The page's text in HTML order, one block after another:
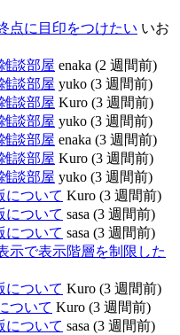
点に目印をつけたい いお
談部屋 enaka (2 週間前)
談部屋 yuko (3 週間前)
談部屋 Kuro (3 週間前)
談部屋 yuko (3 週間前)
談部屋 enaka (3 週間前)
談部屋 Kuro (3 週間前)
談部屋 yuko (3 週間前)
について Kuro (3 週間前)
について sasa (3 週間前)
について sasa (3 週間前)
示で表示階層を制限した
について Kuro (3 週間前)
ついて Kuro (3 週間前)
について sasa (3 週間前)